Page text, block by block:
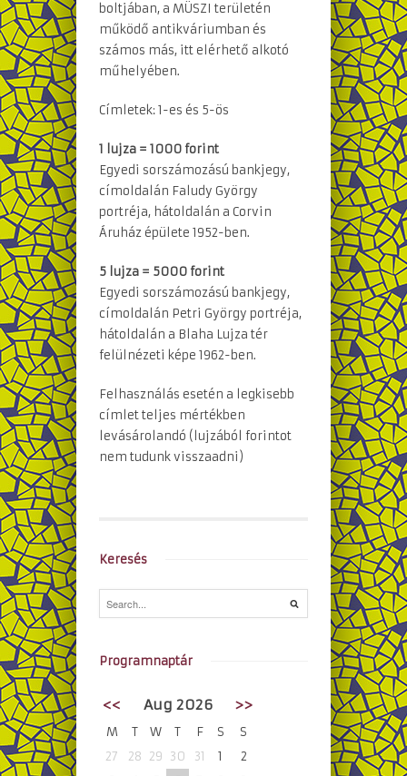
boltjában, a MÜSZI területén
működő antikváriumban és
számos más, itt elérhető alkotó
műhelyében.
Címletek: 1-es és 5-ös
1 lujza = 1000 forint
Egyedi sorszámozású bankjegy,
címoldalán Faludy György
portréja, hátoldalán a Corvin
Áruház épülete 1952-ben.
5 lujza = 5000 forint
Egyedi sorszámozású bankjegy,
címoldalán Petri György portréja,
hátoldalán a Blaha Lujza tér
felülnézeti képe 1962-ben.
Felhasználás esetén a legkisebb
címlet teljes mértékben
levásárolandó (lujzából forintot
nem tudunk visszaadni)
Keresés
Programnaptár
<< Aug 2026 >>
M T W T F S
S
27
28 29 30 31 1
2